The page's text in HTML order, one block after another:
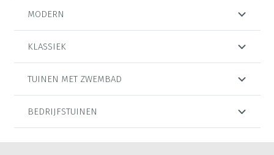
MODERN
KLASSIEK
TUINEN MET ZWEMBAD
BEDRIJFSTUINEN